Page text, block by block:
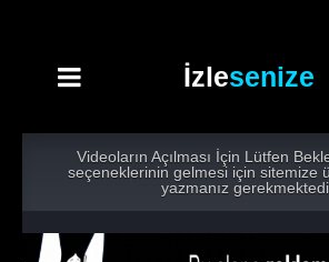
İzlesenize
Videoların Açılması İçin Lütfen
seçeneklerinin gelmesi için sitemize
yazmanız